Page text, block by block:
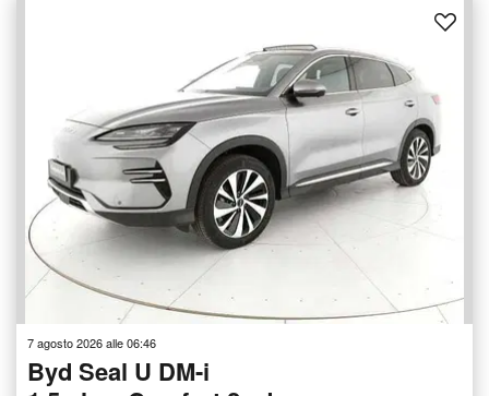
7 agosto 2026 alle 06:46
Byd Seal U DM-i